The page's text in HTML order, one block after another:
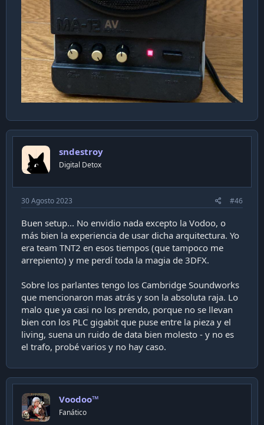
sndestroy
Digital Detox
30 Agosto 2023 #46
Buen setup... No envidio nada excepto la Vodoo, o
más bien la experiencia de usar dicha arquitectura. Yo
era team TNT2 en esos tiempos (que tampoco me
arrepiento) y me perdí toda la magia de 3DFX.
Sobre los parlantes tengo los Cambridge Soundworks
que mencionaron mas atrás y son la absoluta raja. Lo
malo que ya casi no los prendo, porque no se llevan
bien con los PLC gigabit que puse entre la pieza y el
living, suena un ruido de data bien molesto - y no es
el trafo, probé varios y no hay caso.
Voodoo™
Fanático